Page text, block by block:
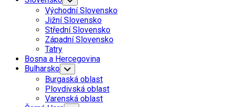
Child
Menu
Východní Slovensko
Jižní Slovensko
Střední Slovensko
Západní Slovensko
Tatry
Bosna a Hercegovina
Bulharsko Toggle
Child
Menu
Burgaská oblast
Plovdivská oblast
Varenská oblast